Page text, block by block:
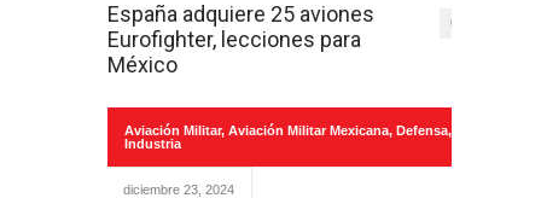
España adquiere 25 aviones
Eurofighter, lecciones para
México
0
Aviación Militar, Aviación Militar Mexicana, Defensa,
Industria
diciembre 23, 2024